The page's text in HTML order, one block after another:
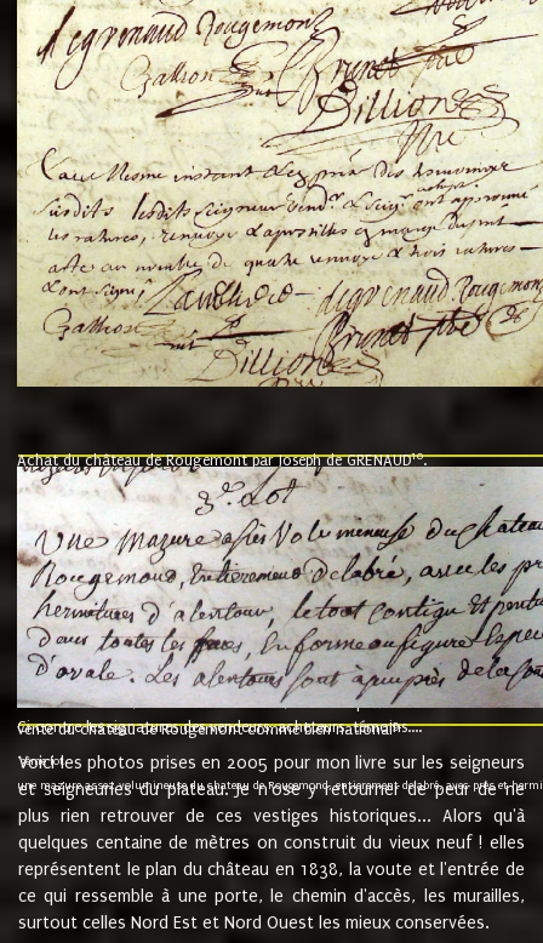
Achat du château de Rougemont par Joseph de GRENAUD10.
"l'an mil six cent soixante treze le ving neuvième jour du mois de
nommé fut présent Messire Claude Guillaume de Moyriat chevalier baron
vend, purement simplement et irrevocablement a monseigneur monsieur
et chavannes conseiller du roy au parlement de Bourgogne, present et
que le dit seigneur Baron de la Vellière a sur ses hommes, indivisables et
de la Velliere tout ainsi et comme le dit seigneur Baron et ses
présent......"
suivent les rentes, donation des terriers, etc... au prix de 880 livre louis
Ci contre les signatures des vendeurs, acheteurs, témoins....
vente du château de Rougemont comme bien national9.
"3ème lot
une mazure assez volumineuse du chateau de Rougemond, entierement delabré, avec près et
Voici les photos prises en 2005 pour mon livre sur les seigneurs
et seigneuries du plateau. Je n'ose y retourner de peur de ne
plus rien retrouver de ces vestiges historiques... Alors qu'à
quelques centaine de mètres on construit du vieux neuf ! elles
représentent le plan du château en 1838, la voute et l'entrée de
ce qui ressemble à une porte, le chemin d'accès, les murailles,
surtout celles Nord Est et Nord Ouest les mieux conservées.